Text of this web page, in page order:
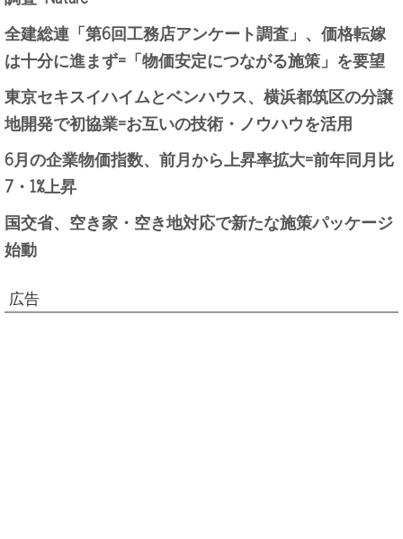
全建総連「第6回工務店アンケート調査」、価格転嫁
は十分に進まず=「物価安定につながる施策」を要望
東京セキスイハイムとベンハウス、横浜都筑区の分譲
地開発で初協業=お互いの技術・ノウハウを活用
6月の企業物価指数、前月から上昇率拡大=前年同月比
7・1%上昇
国交省、空き家・空き地対応で新たな施策パッケージ
始動
広告